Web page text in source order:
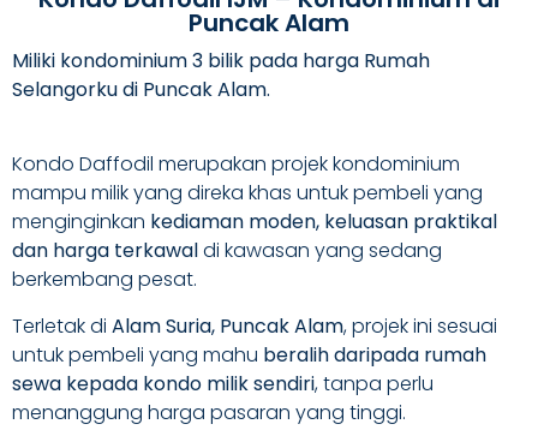
Puncak Alam
Miliki kondominium 3 bilik pada harga Rumah
Selangorku di Puncak Alam.
Kondo Daffodil merupakan projek kondominium
mampu milik yang direka khas untuk pembeli yang
menginginkan kediaman moden, keluasan praktikal
dan harga terkawaldi kawasan yang sedang
berkembang pesat.
Terletak di Alam Suria, Puncak Alam, projek ini sesuai
untuk pembeli yang mahu beralih daripada rumah
sewa kepada kondo milik sendiri, tanpa perlu
menanggung harga pasaran yang tinggi.